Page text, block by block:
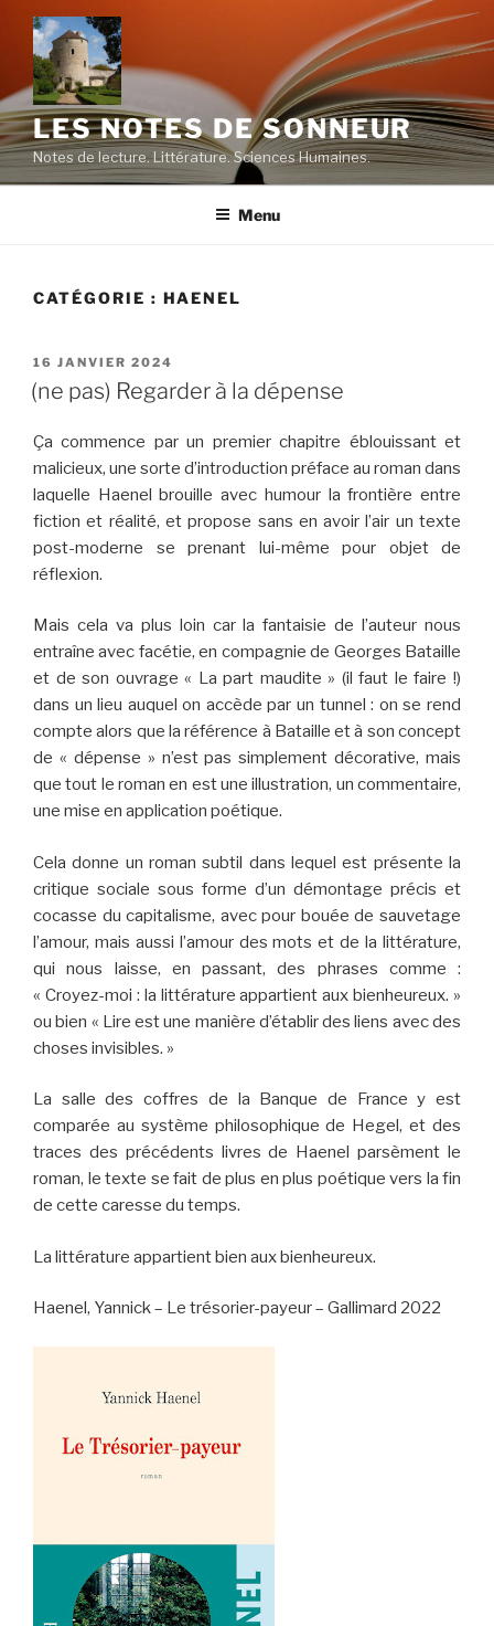
contenu
principal
LES NOTES DE SONNEUR
Notes de lecture. Littérature. Sciences Humaines.
Menu
CATÉGORIE : HAENEL
PUBLIÉ
LE
16 JANVIER 2024
(ne pas) Regarder à la dépense
Ça commence par un premier chapitre éblouissant et
malicieux, une sorte d’introduction préface au roman dans
laquelle Haenel brouille avec humour la frontière entre
fiction et réalité, et propose sans en avoir l’air un texte
post-moderne se prenant lui-même pour objet de
réflexion.
Mais cela va plus loin car la fantaisie de l’auteur nous
entraîne avec facétie, en compagnie de Georges Bataille
et de son ouvrage « La part maudite » (il faut le faire !)
dans un lieu auquel on accède par un tunnel : on se rend
compte alors que la référence à Bataille et à son concept
de « dépense » n’est pas simplement décorative, mais
que tout le roman en est une illustration, un commentaire,
une mise en application poétique.
Cela donne un roman subtil dans lequel est présente la
critique sociale sous forme d’un démontage précis et
cocasse du capitalisme, avec pour bouée de sauvetage
l’amour, mais aussi l’amour des mots et de la littérature,
qui nous laisse, en passant, des phrases comme :
« Croyez-moi : la littérature appartient aux bienheureux. »
ou bien « Lire est une manière d’établir des liens avec des
choses invisibles. »
La salle des coffres de la Banque de France y est
comparée au système philosophique de Hegel, et des
traces des précédents livres de Haenel parsèment le
roman, le texte se fait de plus en plus poétique vers la fin
de cette caresse du temps.
La littérature appartient bien aux bienheureux.
Haenel, Yannick – Le trésorier-payeur – Gallimard 2022